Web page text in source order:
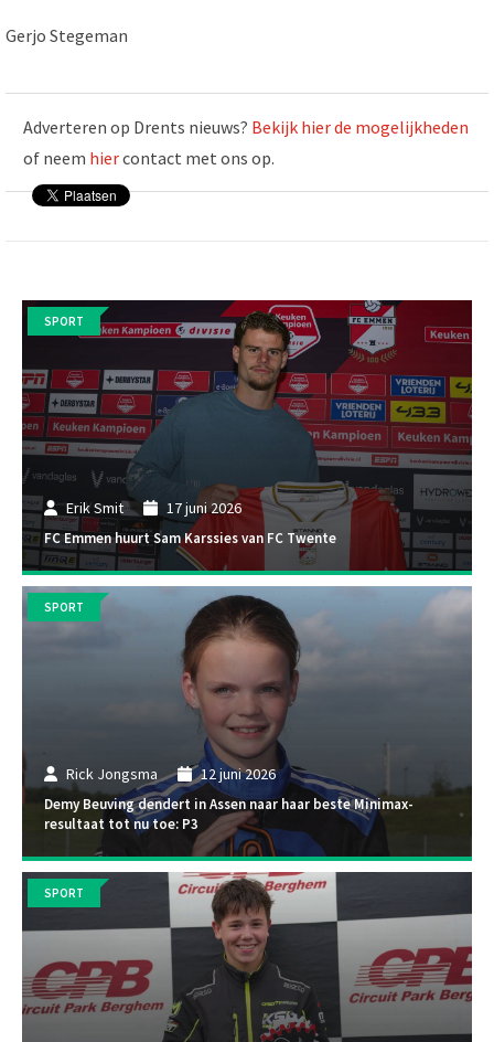
Gerjo Stegeman
Adverteren op Drents nieuws? Bekijk hier de mogelijkheden
of neem hiercontact met ons op.
Erik Smit 17 juni 2026
FC Emmen huurt Sam Karssies van FC Twente
SPORT
Rick Jongsma 12 juni 2026
Demy Beuving dendert in Assen naar haar beste Minimax-
resultaat tot nu toe: P3
SPORT
SPORT